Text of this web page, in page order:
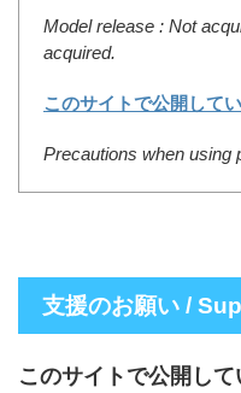
Model release : Not
acquired.
このサイトで公開して
Precautions when using
支援のお願い /
このサイトで公開して